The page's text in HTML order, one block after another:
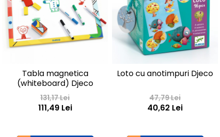
Tabla magnetica
(whiteboard) Djeco
131,17 Lei
111,49 Lei
Loto cu anotimpuri Djeco
47,79 Lei
40,62 Lei